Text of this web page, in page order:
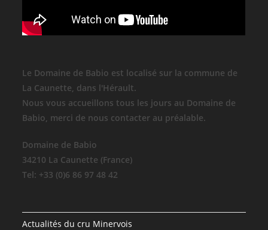
Le Domaine de Babio est localisé sur la commune de
La Caunette, dans l'Hérault.
Nous vous accueillons tous les jours au Domaine de
Babio, merci de nous contacter au préalable.
Domaine de Babio
34210 La Caunette (France)
Tel: +33 (0)6 86 97 48 42
Actualités du cru Minervois